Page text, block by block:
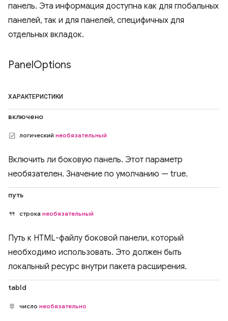
панель. Эта информация доступна как для глобальных
панелей, так и для панелей, специфичных для
отдельных вкладок.
PanelOptions
ХАРАКТЕРИСТИКИ
включено
логический необязательный
Включить ли боковую панель. Этот параметр
необязателен. Значение по умолчанию — true.
путь
строка необязательный
Путь к HTML-файлу боковой панели, который
необходимо использовать. Это должен быть
локальный ресурс внутри пакета расширения.
tabId
число необязательно